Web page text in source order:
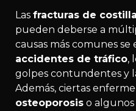
Las fracturas de costilla
pueden deberse a
causas más comunes
accidentes de tráfico,
golpes contundentes y
Además, ciertas
osteoporosis o